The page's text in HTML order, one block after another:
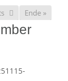
Ende »